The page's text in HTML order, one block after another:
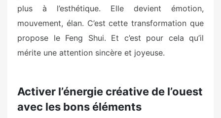
plus à l’esthétique. Elle devient émotion,
mouvement, élan. C’est cette transformation que
propose le Feng Shui. Et c’est pour cela qu’il
mérite une attention sincère et joyeuse.
Activer l’énergie créative de l’ouest
avec les bons éléments